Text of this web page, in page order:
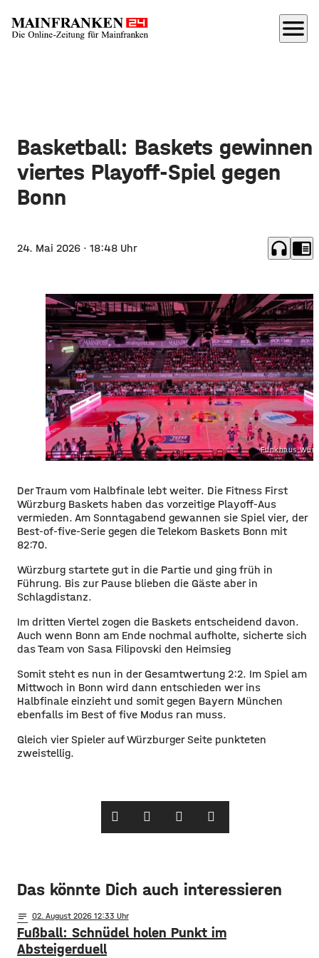
menu
Basketball: Baskets gewinnen
viertes Playoff-Spiel gegen
Bonn
24. Mai 2026 · 18:48 Uhr headphones chrome_reader_mode
Funkhaus
Der Traum vom Halbfinale lebt weiter. Die Fitness First
Würzburg Baskets haben das vorzeitige Playoff-Aus
vermieden. Am Sonntagabend gewannen sie Spiel vier, der
Best-of-five-Serie gegen die Telekom Baskets Bonn mit
82:70.
Würzburg startete gut in die Partie und ging früh in
Führung. Bis zur Pause blieben die Gäste aber in
Schlagdistanz.
Im dritten Viertel zogen die Baskets entscheidend davon.
Auch wenn Bonn am Ende nochmal aufholte, sicherte sich
das Team von Sasa Filipovski den Heimsieg
Somit steht es nun in der Gesamtwertung 2:2. Im Spiel am
Mittwoch in Bonn wird dann entschieden wer ins
Halbfinale einzieht und somit gegen Bayern München
ebenfalls im Best of five Modus ran muss.
Gleich vier Spieler auf Würzburger Seite punkteten
zweistellig.
Das könnte Dich auch interessieren
notes 02. August 2026 12:33
Fußball: Schnüdel holen Punkt im
Absteigerduell